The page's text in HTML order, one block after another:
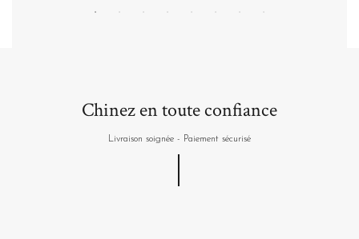
Chinez en toute confiance
Livraison soignée - Paiement sécurisé